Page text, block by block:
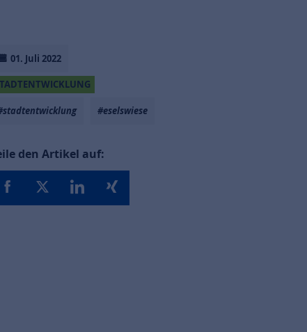
01. Juli 2022
#eselswiese
den Artikel auf: